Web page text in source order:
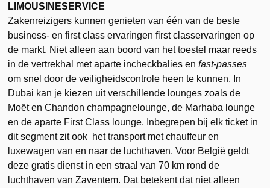
LIMOUSINESERVICE
Zakenreizigers kunnen genieten van één van de beste
business- en first class ervaringen first classervaringen op
de markt. Niet alleen aan boord van het toestel maar reeds
in de vertrekhal met aparte incheckbalies enfast-passes
om snel door de veiligheidscontrole heen te kunnen. In
Dubai kan je kiezen uit verschillende lounges zoals de
Moët en Chandon champagnelounge, de Marhaba lounge
en de aparte First Class lounge. Inbegrepen bij elk ticket in
dit segment zit ook het transport met chauffeur en
luxewagen van en naar de luchthaven. Voor België geldt
deze gratis dienst in een straal van 70 km rond de
luchthaven van Zaventem. Dat betekent dat niet alleen